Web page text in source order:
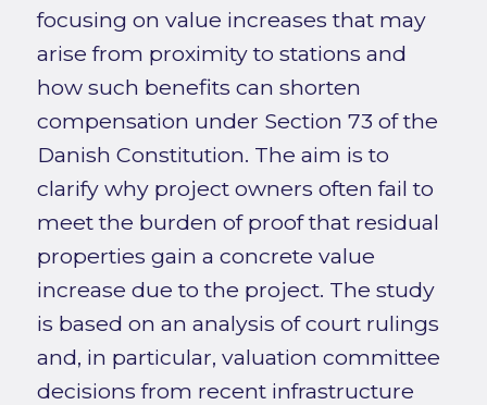
focusing on value increases that may
arise from proximity to stations and
how such benefits can shorten
compensation under Section 73 of the
Danish Constitution. The aim is to
clarify why project owners often fail to
meet the burden of proof that residual
properties gain a concrete value
increase due to the project. The study
is based on an analysis of court rulings
and, in particular, valuation committee
decisions from recent infrastructure